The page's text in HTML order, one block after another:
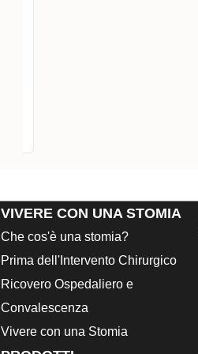
VIVERE CON UNA STOMIA
Che cos'è una stomia?
Prima dell'Intervento Chirurgico
Ricovero Ospedaliero e
Convalescenza
Vivere con una Stomia